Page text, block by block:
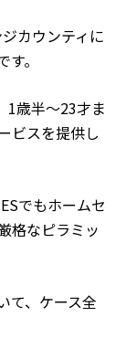
カウンティに
。
1歳半～23才ま
ビスを提供し
でもホームセ
格なピラミッ
て、ケース全